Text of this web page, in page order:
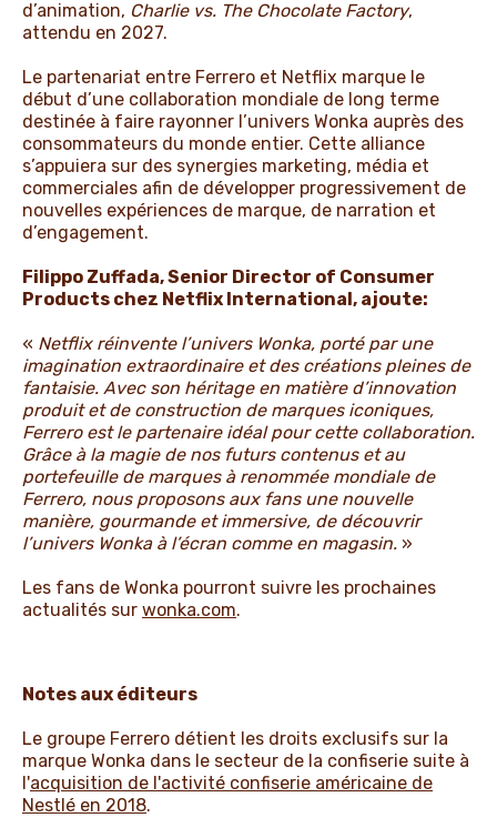
d’animation, Charlie vs. The Chocolate Factory,
attendu en 2027.
Le partenariat entre Ferrero et Netflix marque le
début d’une collaboration mondiale de long terme
destinée à faire rayonner l’univers Wonka auprès des
consommateurs du monde entier. Cette alliance
s’appuiera sur des synergies marketing, média et
commerciales afin de développer progressivement de
nouvelles expériences de marque, de narration et
d’engagement.
Filippo Zuffada, Senior Director of Consumer
Products chez Netflix International, ajoute:
« Netflix réinvente l’univers Wonka, porté par une
imagination extraordinaire et des créations pleines de
fantaisie. Avec son héritage en matière d’innovation
produit et de construction de marques iconiques,
Ferrero est le partenaire idéal pour cette collaboration.
Grâce à la magie de nos futurs contenus et au
portefeuille de marques à renommée mondiale de
Ferrero, nous proposons aux fans une nouvelle
manière, gourmande et immersive, de découvrir
l’univers Wonka à l’écran comme en magasin. »
Les fans de Wonka pourront suivre les prochaines
actualités sur wonka.com.
Notes aux éditeurs
Le groupe Ferrero détient les droits exclusifs sur la
marque Wonka dans le secteur de la confiserie suite à
l'acquisition de l'activité confiserie américaine de
Nestlé en 2018.